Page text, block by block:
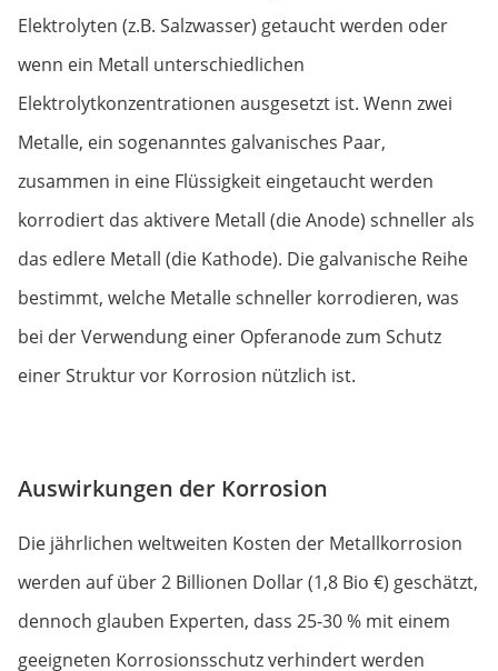
Elektrolyten (z.B. Salzwasser) getaucht werden oder
wenn ein Metall unterschiedlichen
Elektrolytkonzentrationen ausgesetzt ist. Wenn zwei
Metalle, ein sogenanntes galvanisches Paar,
zusammen in eine Flüssigkeit eingetaucht werden
korrodiert das aktivere Metall (die Anode) schneller als
das edlere Metall (die Kathode). Die galvanische Reihe
bestimmt, welche Metalle schneller korrodieren, was
bei der Verwendung einer Opferanode zum Schutz
einer Struktur vor Korrosion nützlich ist.
Auswirkungen der Korrosion
Die jährlichen weltweiten Kosten der Metallkorrosion
werden auf über 2 Billionen Dollar (1,8 Bio €) geschätzt,
dennoch glauben Experten, dass 25-30 % mit einem
geeigneten Korrosionsschutz verhindert werden